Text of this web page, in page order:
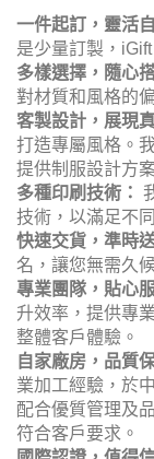
一件起訂，靈活
是少量訂製，
多樣選擇，隨心
對材質和風格的
客製設計，展現
打造專屬風格。
提供制服設計方
多種印刷技術：
技術，以滿足不
快速交貨，準時
名，讓您無需久
專業團隊，貼心
升效率，提供專
整體客戶體驗。
自家廠房，品質
業加工經驗，於
配合優質管理及
符合客戶要求。